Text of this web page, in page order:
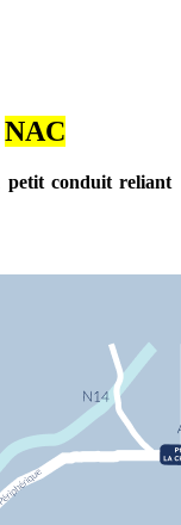
NAC
petit conduit reliant